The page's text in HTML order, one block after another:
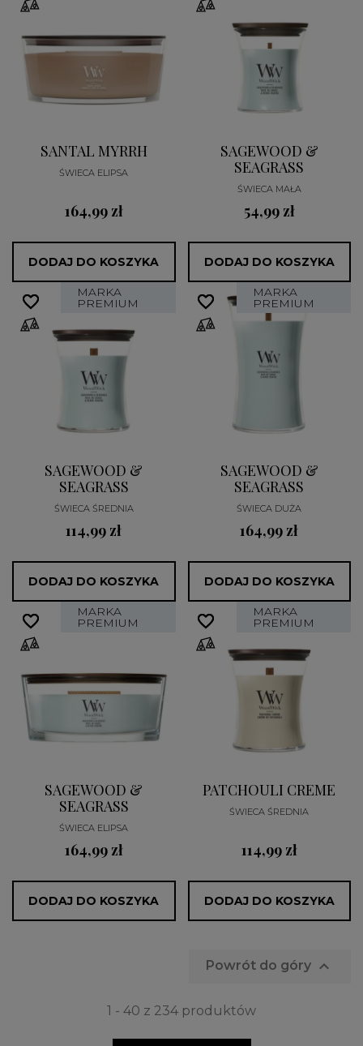
SANTAL MYRRH
ŚWIECA ELIPSA
164,99 zł
DODAJ DO KOSZYKA
SAGEWOOD &
SEAGRASS
ŚWIECA MAŁA
54,99 zł
DODAJ DO KOSZYKA
MARKA
PREMIUM
SAGEWOOD &
SEAGRASS
ŚWIECA ŚREDNIA
114,99 zł
DODAJ DO KOSZYKA
favorite_border
favorite_border MARKA
PREMIUM
SAGEWOOD &
SEAGRASS
ŚWIECA DUŻA
164,99 zł
DODAJ DO KOSZYKA
favorite_border
favorite_border
MARKA
PREMIUM
SAGEWOOD &
SEAGRASS
ŚWIECA ELIPSA
164,99 zł
DODAJ DO KOSZYKA
favorite_border
favorite_border MARKA
PREMIUM
PATCHOULI CREME
ŚWIECA ŚREDNIA
114,99 zł
DODAJ DO KOSZYKA
favorite_border
favorite_border
Powrót do góry 
1 - 40 z 234 produktów